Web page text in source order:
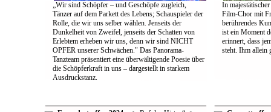
„Wir sind Schöpfer – und Geschöpfe zugleich,
Tänzer auf dem Parkett des Lebens; Schauspieler der
Rolle, die wir uns selber wählen. Jenseits der
Dunkelheit von Zweifel, jenseits der Schatten von
Erlebtem erheben wir uns, denn wir sind NICHT
OPFER unserer Schwächen." Das Panorama-
Tanzteam präsentiert eine überwältigende Poesie über
die Schöpferkraft in uns – dargestellt in starkem
Ausdruckstanz.
In
Film-Chor mit
berührendes
ist ein Moment
erinnert, dass
steht. Ihm allein